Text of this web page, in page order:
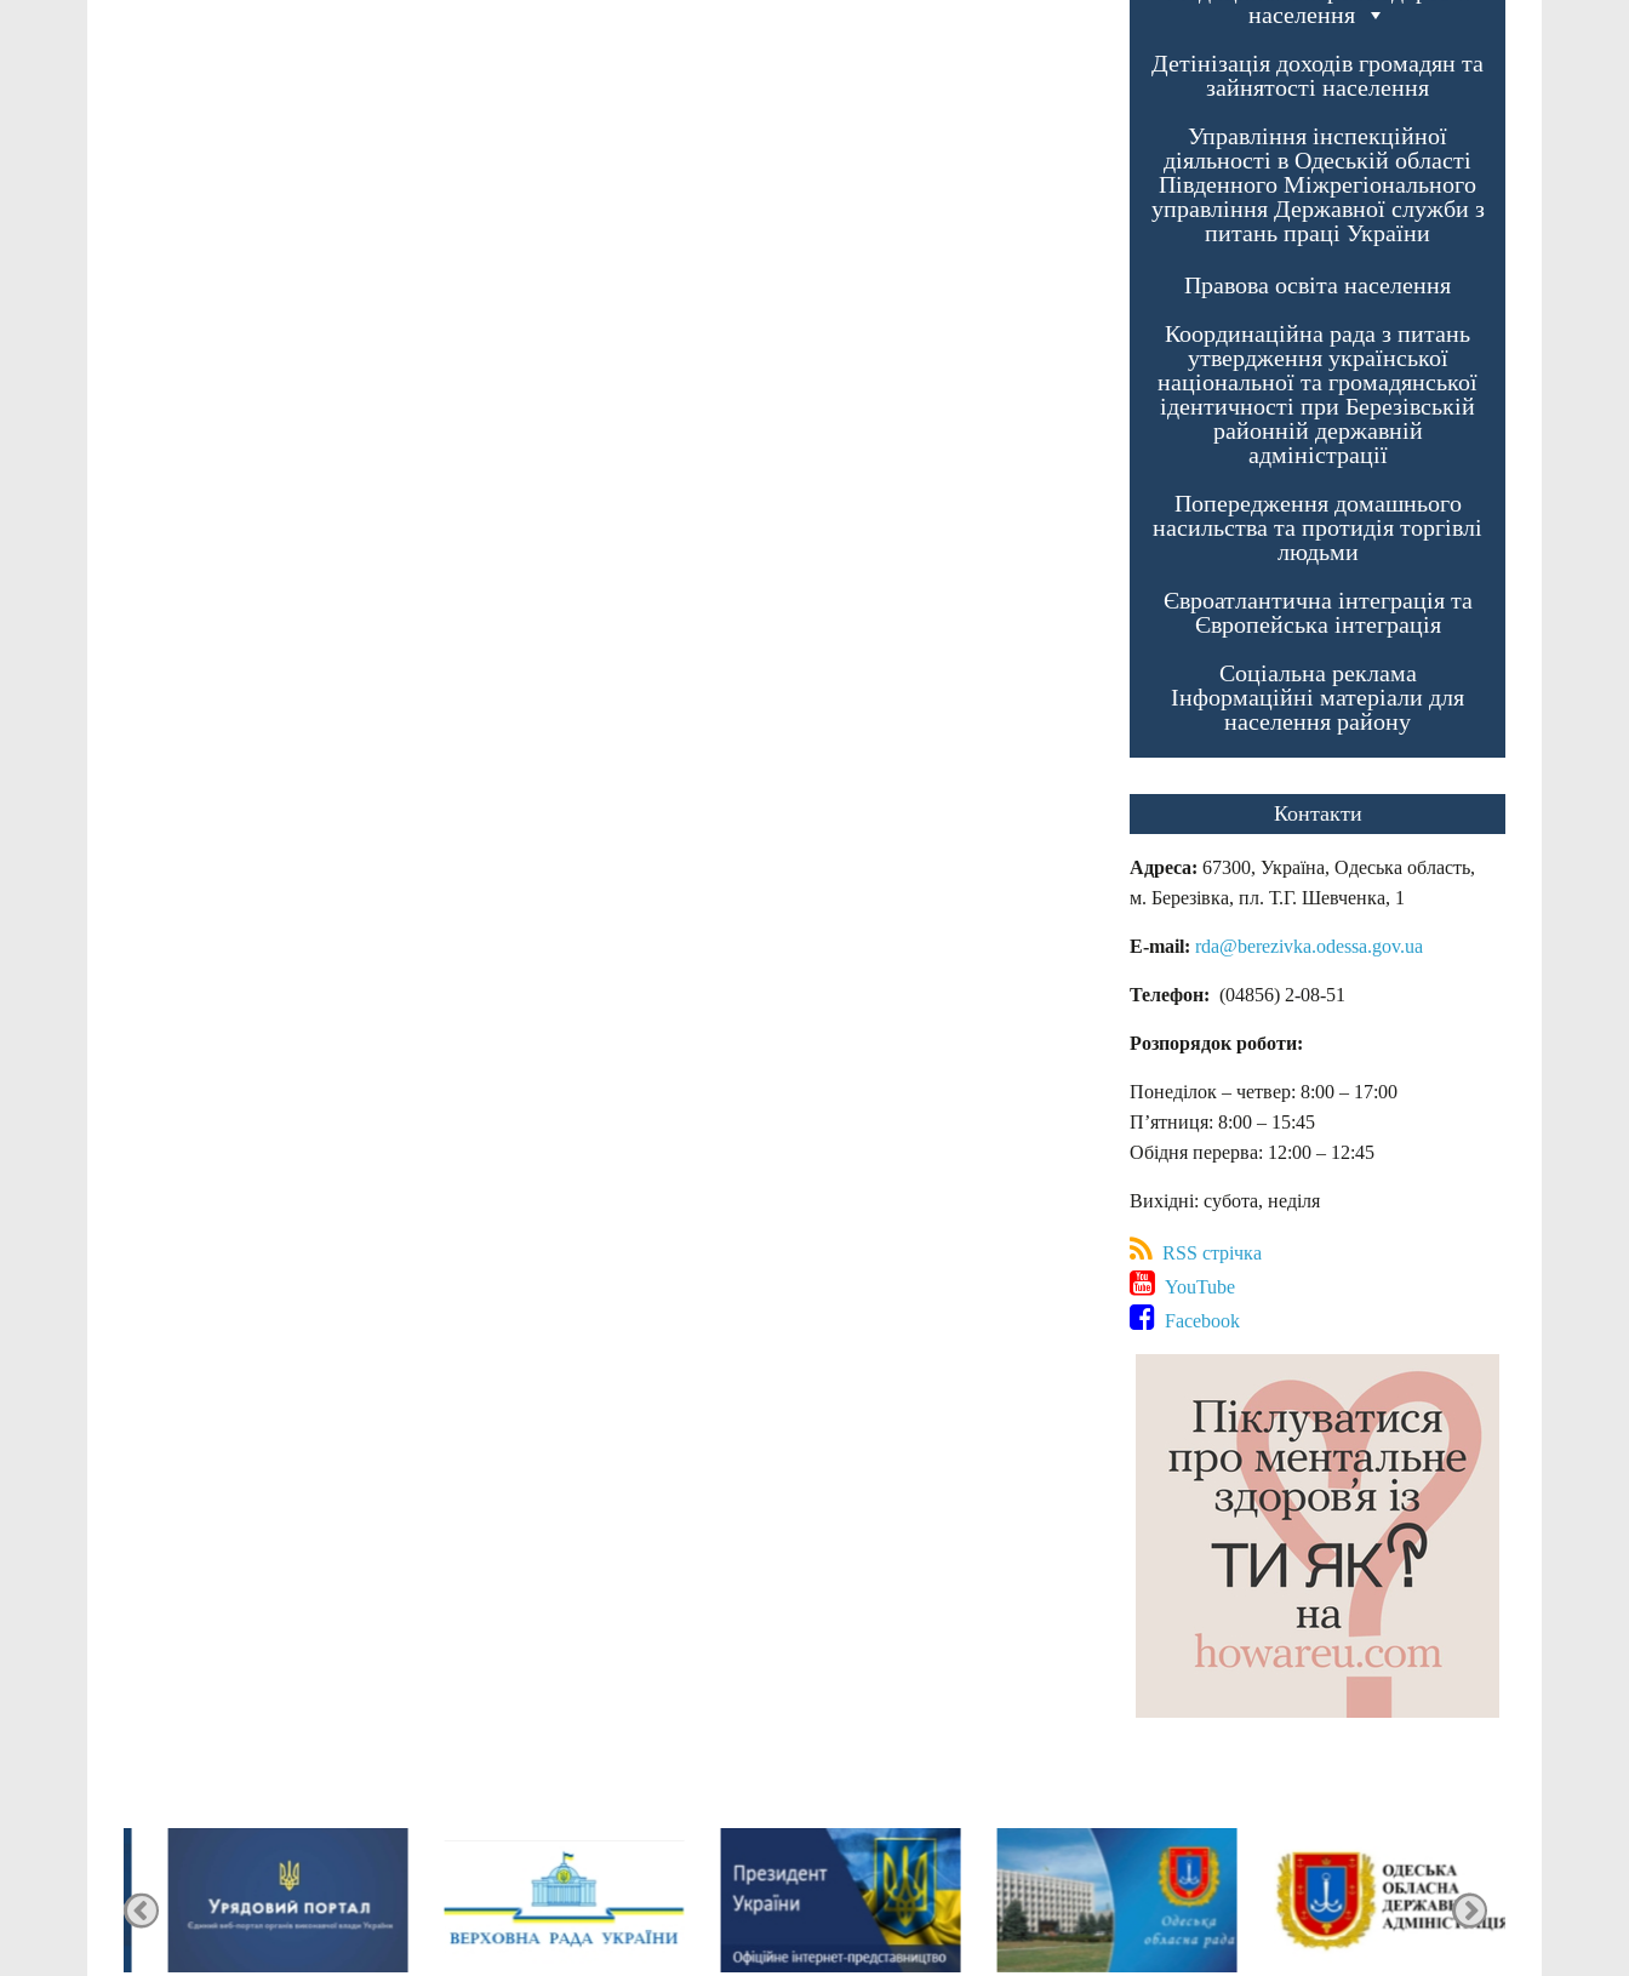
населення
Детінізація доходів громадян та
зайнятості населення
Управління інспекційної
діяльності в Одеській області
Південного Міжрегіонального
управління Державної служби з
питань праці України
Правова освіта населення
Координаційна рада з питань
утвердження української
національної та громадянської
ідентичності при Березівській
районній державній
адміністрації
Попередження домашнього
насильства та протидія торгівлі
людьми
Євроатлантична інтеграція та
Європейська інтеграція
Соціальна реклама
Інформаційні матеріали для
населення району
Контакти
Адреса: 67300, Україна, Одеська область,
м. Березівка, пл. Т.Г. Шевченка, 1
E-mail: rda@berezivka.odessa.gov.ua
Телефон: (04856) 2-08-51
Розпорядок роботи:
Понеділок – четвер: 8:00 – 17:00
П’ятниця: 8:00 – 15:45
Обідня перерва: 12:00 – 12:45
Вихідні: субота, неділя
RSS стрічка
YouTube
Facebook